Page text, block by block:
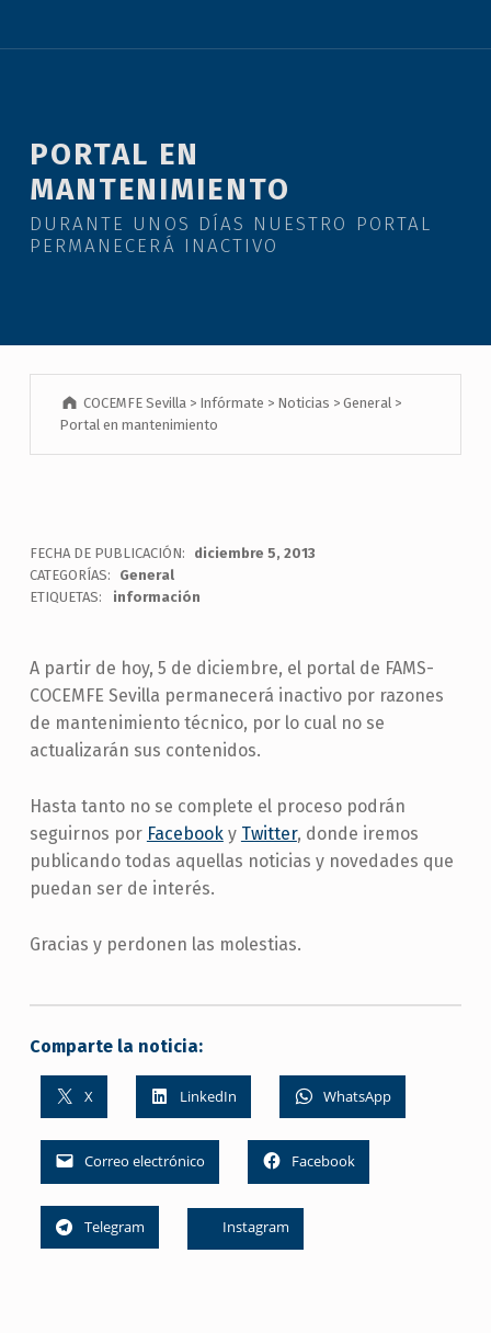
PORTAL EN
MANTENIMIENTO
DURANTE UNOS DÍAS NUESTRO PORTAL
PERMANECERÁ INACTIVO
COCEMFE Sevilla > Infórmate > Noticias >General >
Portal en mantenimiento
FECHA DE PUBLICACIÓN:
diciembre 5, 2013
CATEGORÍAS:
General
ETIQUETAS:
información
A partir de hoy, 5 de diciembre, el portal de FAMS-
COCEMFE Sevilla permanecerá inactivo por razones
de mantenimiento técnico, por lo cual no se
actualizarán sus contenidos.
Hasta tanto no se complete el proceso podrán
seguirnos por Facebooky Twitter, donde iremos
publicando todas aquellas noticias y novedades que
puedan ser de interés.
Gracias y perdonen las molestias.
Comparte la noticia:
X LinkedIn WhatsApp
Correo electrónico Facebook
Telegram Instagram